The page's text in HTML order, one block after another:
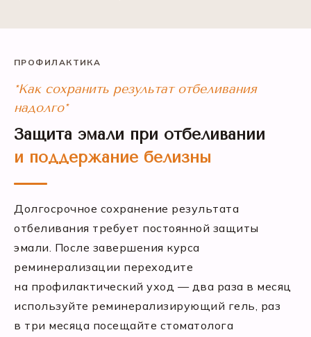
ПРОФИЛАКТИКА
*Как сохранить результат отбеливания
надолго*
Защита эмали при отбеливании
и поддержание белизны
Долгосрочное сохранение результата
отбеливания требует постоянной защиты
эмали. После завершения курса
реминерализации переходите
на профилактический уход — два раза в месяц
используйте реминерализирующий гель, раз
в три месяца посещайте стоматолога